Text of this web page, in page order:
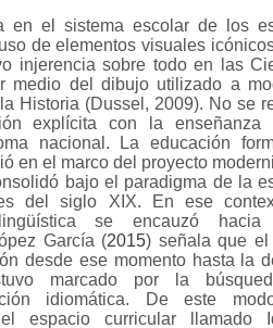
en el sistema escolar de los
de elementos visuales
injerencia sobre todo en las
medio del dibujo utilizado a
Historia (Dussel, 2009). No se
explícita con la
nacional. La educación
en el marco del proyecto
bajo el pa­radigma de la
del siglo XIX. En ese
se encauzó hacia
García (2015) señala que el
desde ese momento hasta la
mar­cado por la
idiomática. De este
espacio curricular llamado